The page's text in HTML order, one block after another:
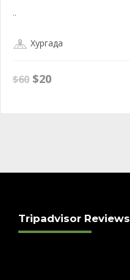
..
Хургада
$60 Original
$60.
$20Текущата
$20.
Tripadvisor Reviews